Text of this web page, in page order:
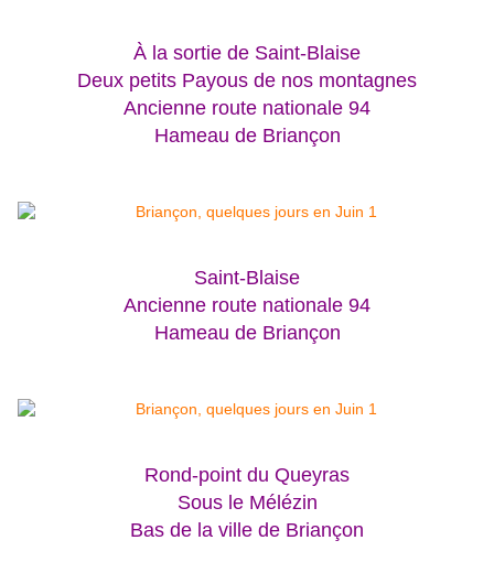
À la sortie de Saint-Blaise
Deux petits Payous de nos montagnes
Ancienne route nationale 94
Hameau de Briançon
Saint-Blaise
Ancienne route nationale 94
Hameau de Briançon
Rond-point du Queyras
Sous le Mélézin
Bas de la ville de Briançon